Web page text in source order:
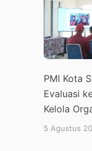
PMI Kota
Evaluasi
Kelola
5 Agustus